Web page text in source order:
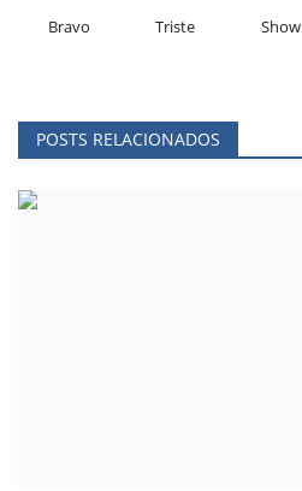
Bravo Triste Show
POSTS RELACIONADOS